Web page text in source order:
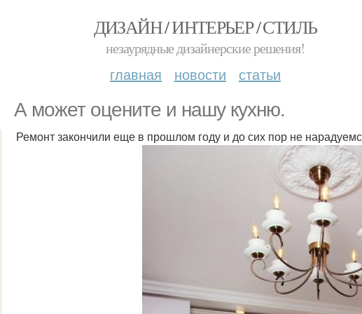
ДИЗАЙН / ИНТЕРЬЕР / СТИЛЬ
незаурядные дизайнерские решения!
главная новости статьи
А может оцените и нашу кухню.
Ремонт закончили еще в прошлом году и до сих пор не